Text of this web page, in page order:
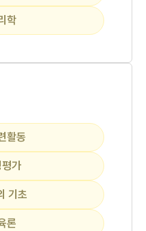
학
활동
가
기초
론